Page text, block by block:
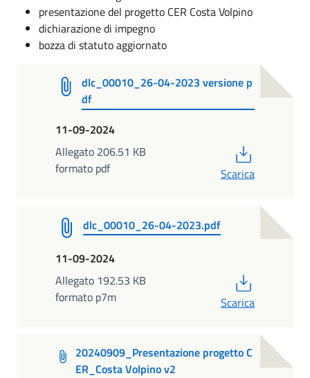
presentazione del progetto CER Costa Volpino
dichiarazione di impegno
bozza di statuto aggiornato
dlc_00010_26-04-2023 versione p
df
11-09-2024
Allegato 206.51 KB
formato pdf
Scarica
dlc_00010_26-04-2023.pdf
11-09-2024
Allegato 192.53 KB
formato p7m
Scarica
20240909_Presentazione progetto C
ER_Costa Volpino v2